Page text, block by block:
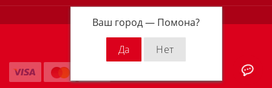
Ваш город — Помона?
Milwaukee Russia © 2026